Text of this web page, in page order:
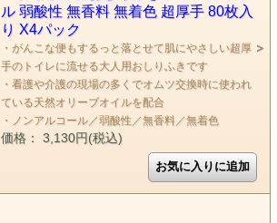
ル 弱酸性 無香料 無着色 超厚手 80枚入
り X4パック
・がんこな便もするっと落とせて肌にやさしい超厚
手のトイレに流せる大人用おしりふきです
・看護や介護の現場の多くでオムツ交換時に使われ
ている天然オリーブオイルを配合
・ノンアルコール／弱酸性／無香料／無着色
価格： 3,130円(税込)